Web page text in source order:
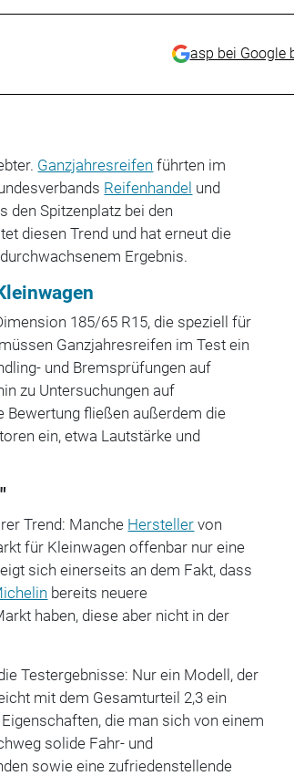
asp bei Google
Ganzjahresreifen führten im
Reifenhandel und
den Spitzenplatz bei den
diesen Trend und hat erneut die
Ergebnis.
185/65 R15, die speziell für
Ganzjahresreifen im Test ein
und Bremsprüfungen auf
zu Untersuchungen auf
Bewertung fließen außerdem die
ein, etwa Lautstärke und
Trend: Manche Hersteller von
für Kleinwagen offenbar nur eine
sich einerseits an dem Fakt, dass
bereits neuere
haben, diese aber nicht in der
Testergebnisse: Nur ein Modell, der
mit dem Gesamturteil 2,3 ein
die man sich von einem
solide Fahr- und
sowie eine zufriedenstellende